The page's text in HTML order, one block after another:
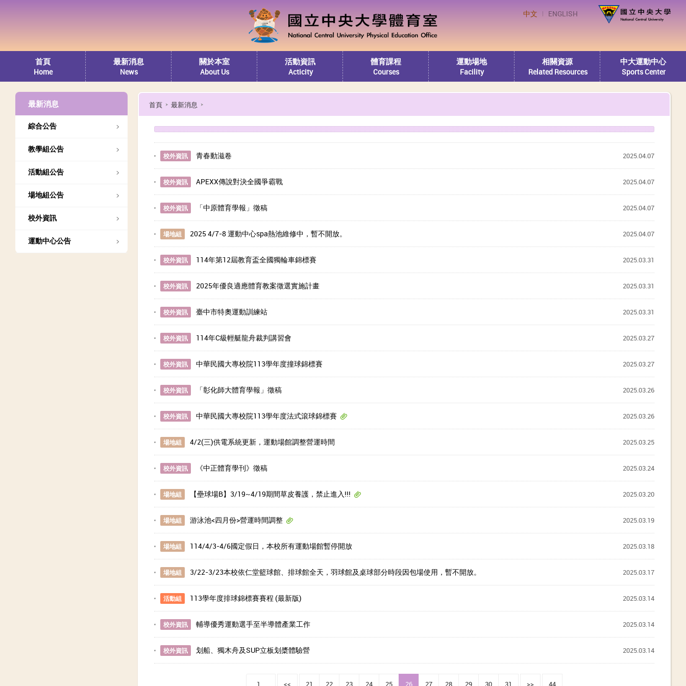
中文 ENGLISH
首頁
Home
最新消息
News
關於本室
About Us
活動資訊
Acticity
體育課程
Courses
運動場地
Facility
相關資源
Related Resources
中大運動中心
Sports Center
最新消息
綜合公告
教學組公告
活動組公告
場地組公告
校外資訊
運動中心公告
首頁 最新消息
校外資訊 青春動滋卷 2025.04.07
校外資訊 APEXX傳說對決全國爭霸戰 2025.04.07
校外資訊 「中原體育學報」徵稿 2025.04.07
場地組 2025 4/7-8 運動中心spa熱池維修中，暫不開放。 2025.04.07
校外資訊 114年第12屆教育盃全國獨輪車錦標賽 2025.03.31
校外資訊 2025年優良適應體育教案徵選實施計畫 2025.03.31
校外資訊 臺中市特奧運動訓練站 2025.03.31
校外資訊 114年C級輕艇龍舟裁判講習會 2025.03.27
校外資訊 中華民國大專校院113學年度撞球錦標賽 2025.03.27
校外資訊 「彰化師大體育學報」徵稿 2025.03.26
校外資訊 中華民國大專校院113學年度法式滾球錦標賽 2025.03.26
場地組 4/2(三)供電系統更新，運動場館調整營運時間 2025.03.25
校外資訊 《中正體育學刊》徵稿 2025.03.24
場地組 【壘球場B】3/19~4/19期間草皮養護，禁止進入!!! 2025.03.20
場地組 游泳池<四月份>營運時間調整 2025.03.19
場地組 114/4/3-4/6國定假日，本校所有運動場館暫停開放 2025.03.18
場地組 3/22-3/23本校依仁堂籃球館、排球館全天，羽球館及桌球部分時段因包場使用，暫不開放。 2025.03.17
活動組 113學年度排球錦標賽賽程 (最新版) 2025.03.14
校外資訊 輔導優秀運動選手至半導體產業工作 2025.03.14
校外資訊 划船、獨木舟及SUP立板划槳體驗營 2025.03.14
1... << 21 22 23 24 25 26 27 28 29 30 31 >> 44